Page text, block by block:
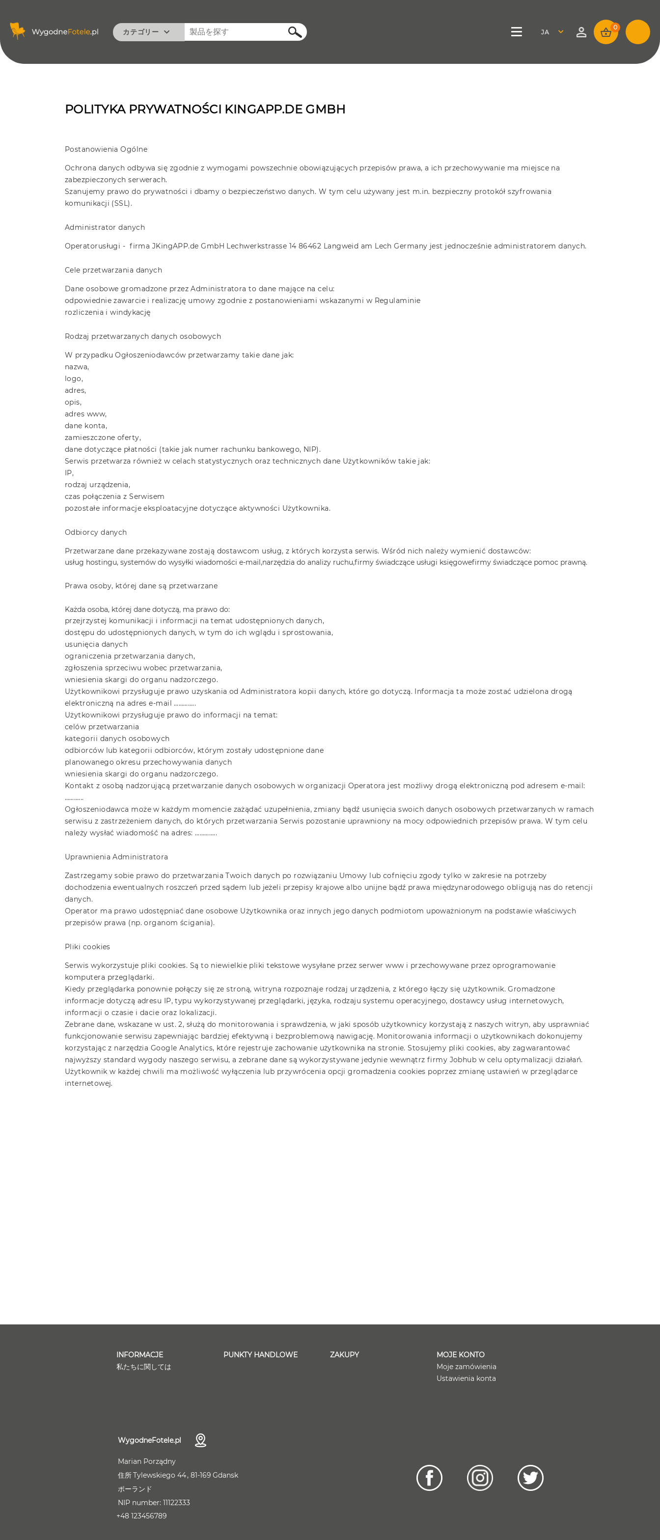
カテゴリー
モダン
ビンテージ
検索結
果
JAPANESE
0
POLITYKA PRYWATNOŚCI KINGAPP.DE GMBH
Postanowienia Ogólne
Ochrona danych odbywa się zgodnie z wymogami powszechnie obowiązujących przepisów prawa, a ich przechowywanie ma miejsce na
zabezpieczonych serwerach.
Szanujemy prawo do prywatności i dbamy o bezpieczeństwo danych. W tym celu używany jest m.in. bezpieczny protokół szyfrowania
komunikacji (SSL).
Administrator danych
Operatorusługi - firma JKingAPP.de GmbH Lechwerkstrasse 14 86462 Langweid am Lech Germany jest jednocześnie administratorem danych.
Cele przetwarzania danych
Dane osobowe gromadzone przez Administratora to dane mające na celu:
odpowiednie zawarcie i realizację umowy zgodnie z postanowieniami wskazanymi w Regulaminie
rozliczenia i windykację
Rodzaj przetwarzanych danych osobowych
W przypadku Ogłoszeniodawców przetwarzamy takie dane jak:
nazwa,
logo,
adres,
opis,
adres www,
dane konta,
zamieszczone oferty,
dane dotyczące płatności (takie jak numer rachunku bankowego, NIP).
Serwis przetwarza również w celach statystycznych oraz technicznych dane Użytkowników takie jak:
IP,
rodzaj urządzenia,
czas połączenia z Serwisem
pozostałe informacje eksploatacyjne dotyczące aktywności Użytkownika.
Odbiorcy danych
Przetwarzane dane przekazywane zostają dostawcom usług, z których korzysta serwis. Wśród nich należy wymienić dostawców:
usług hostingu, systemów do wysyłki wiadomości e-mail,narzędzia do analizy ruchu,firmy świadczące usługi księgowefirmy świadczące pomoc prawną.
Prawa osoby, której dane są przetwarzane
Każda osoba, której dane dotyczą, ma prawo do:
przejrzystej komunikacji i informacji na temat udostępnionych danych,
dostępu do udostępnionych danych, w tym do ich wglądu i sprostowania,
usunięcia danych
ograniczenia przetwarzania danych,
zgłoszenia sprzeciwu wobec przetwarzania,
wniesienia skargi do organu nadzorczego.
Użytkownikowi przysługuje prawo uzyskania od Administratora kopii danych, które go dotyczą. Informacja ta może zostać udzielona drogą
elektroniczną na adres e-mail …………..
Użytkownikowi przysługuje prawo do informacji na temat:
celów przetwarzania
kategorii danych osobowych
odbiorców lub kategorii odbiorców, którym zostały udostępnione dane
planowanego okresu przechowywania danych
wniesienia skargi do organu nadzorczego.
Kontakt z osobą nadzorującą przetwarzanie danych osobowych w organizacji Operatora jest możliwy drogą elektroniczną pod adresem e-mail:
………...
Ogłoszeniodawca może w każdym momencie zażądać uzupełnienia, zmiany bądź usunięcia swoich danych osobowych przetwarzanych w ramach
serwisu z zastrzeżeniem danych, do których przetwarzania Serwis pozostanie uprawniony na mocy odpowiednich przepisów prawa. W tym celu
należy wysłać wiadomość na adres: …………..
Uprawnienia Administratora
Zastrzegamy sobie prawo do przetwarzania Twoich danych po rozwiązaniu Umowy lub cofnięciu zgody tylko w zakresie na potrzeby
dochodzenia ewentualnych roszczeń przed sądem lub jeżeli przepisy krajowe albo unijne bądź prawa międzynarodowego obligują nas do retencji
danych.
Operator ma prawo udostępniać dane osobowe Użytkownika oraz innych jego danych podmiotom upoważnionym na podstawie właściwych
przepisów prawa (np. organom ścigania).
Pliki cookies
Serwis wykorzystuje pliki cookies. Są to niewielkie pliki tekstowe wysyłane przez serwer www i przechowywane przez oprogramowanie
komputera przeglądarki.
Kiedy przeglądarka ponownie połączy się ze stroną, witryna rozpoznaje rodzaj urządzenia, z którego łączy się użytkownik. Gromadzone
informacje dotyczą adresu IP, typu wykorzystywanej przeglądarki, języka, rodzaju systemu operacyjnego, dostawcy usług internetowych,
informacji o czasie i dacie oraz lokalizacji.
Zebrane dane, wskazane w ust. 2, służą do monitorowania i sprawdzenia, w jaki sposób użytkownicy korzystają z naszych witryn, aby usprawniać
funkcjonowanie serwisu zapewniając bardziej efektywną i bezproblemową nawigację. Monitorowania informacji o użytkownikach dokonujemy
korzystając z narzędzia Google Analytics, które rejestruje zachowanie użytkownika na stronie. Stosujemy pliki cookies, aby zagwarantować
najwyższy standard wygody naszego serwisu, a zebrane dane są wykorzystywane jedynie wewnątrz firmy Jobhub w celu optymalizacji działań.
Użytkownik w każdej chwili ma możliwość wyłączenia lub przywrócenia opcji gromadzenia cookies poprzez zmianę ustawień w przeglądarce
internetowej.
INFORMACJE
私たちに関しては
PUNKTY HANDLOWE ZAKUPY
MOJE KONTO
Moje zamówienia
Ustawienia konta
WygodneFotele.pl
Marian Porządny
住所Tylewskiego 44 81-169 Gdansk
ポーランド
NIP number: 11122333
+48 123456789